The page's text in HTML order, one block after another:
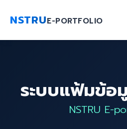
NSTRUE-PORTFOLIO
ค้นหาบุคล
งานวิจัย
ระบบแฟ้มข้อ
NSTRU E-